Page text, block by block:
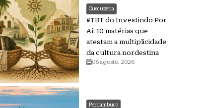
Cuscuzeria
#TBT do Investindo Por
Aí: 10 matérias que
atestam a multiplicidade
da cultura nordestina
06 agosto, 2026
Pernambuco